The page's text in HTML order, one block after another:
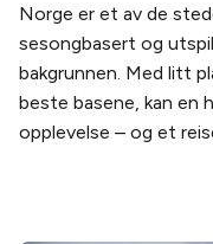
Norge er et av de
sesongbasert og
bakgrunnen. Med litt
beste basene, kan en
opplevelse – og et